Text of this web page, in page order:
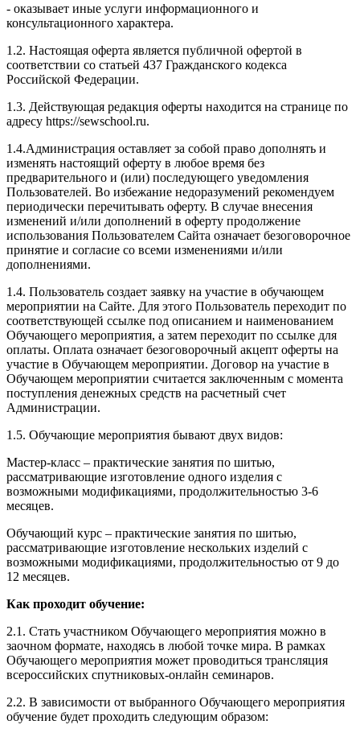
- оказывает иные услуги информационного и
консультационного характера.
1.2. Настоящая оферта является публичной офертой в
соответствии со статьей 437 Гражданского кодекса
Российской Федерации.
1.3. Действующая редакция оферты находится на странице по
адресу https://sewschool.ru.
1.4.Администрация оставляет за собой право дополнять и
изменять настоящий оферту в любое время без
предварительного и (или) последующего уведомления
Пользователей. Во избежание недоразумений рекомендуем
периодически перечитывать оферту. В случае внесения
изменений и/или дополнений в оферту продолжение
использования Пользователем Сайта означает безоговорочное
принятие и согласие со всеми изменениями и/или
дополнениями.
1.4. Пользователь создает заявку на участие в обучающем
мероприятии на Сайте. Для этого Пользователь переходит по
соответствующей ссылке под описанием и наименованием
Обучающего мероприятия, а затем переходит по ссылке для
оплаты. Оплата означает безоговорочный акцепт оферты на
участие в Обучающем мероприятии. Договор на участие в
Обучающем мероприятии считается заключенным с момента
поступления денежных средств на расчетный счет
Администрации.
1.5. Обучающие мероприятия бывают двух видов:
Мастер-класс – практические занятия по шитью,
рассматривающие изготовление одного изделия с
возможными модификациями, продолжительностью 3-6
месяцев.
Обучающий курс – практические занятия по шитью,
рассматривающие изготовление нескольких изделий с
возможными модификациями, продолжительностью от 9 до
12 месяцев.
Как проходит обучение:
2.1. Стать участником Обучающего мероприятия можно в
заочном формате, находясь в любой точке мира. В рамках
Обучающего мероприятия может проводиться трансляция
всероссийских спутниковых-онлайн семинаров.
2.2. В зависимости от выбранного Обучающего мероприятия
обучение будет проходить следующим образом: